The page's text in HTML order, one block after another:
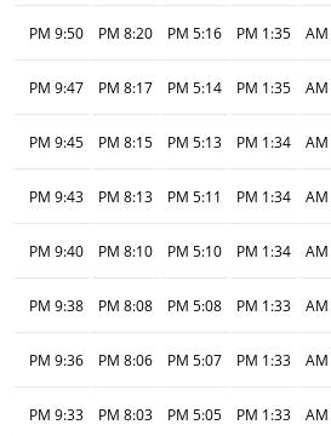
1:35 PM
5:16 PM
8:20 PM
9:50 PM
1:35 PM
5:14 PM
8:17 PM
9:47 PM
1:34 PM
5:13 PM
8:15 PM
9:45 PM
1:34 PM
5:11 PM
8:13 PM
9:43 PM
1:34 PM
5:10 PM
8:10 PM
9:40 PM
1:33 PM
5:08 PM
8:08 PM
9:38 PM
1:33 PM
5:07 PM
8:06 PM
9:36 PM
1:33 PM
5:05 PM
8:03 PM
9:33 PM